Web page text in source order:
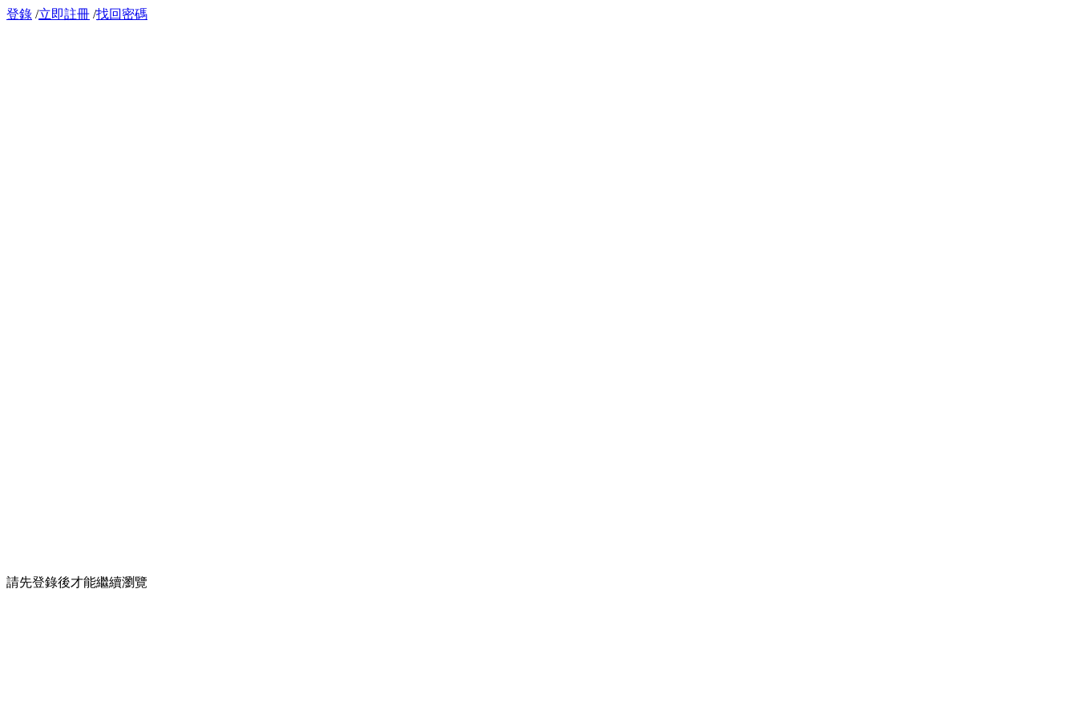
登錄 /立即註冊 /找回密碼
請先登錄後才能繼續瀏覽